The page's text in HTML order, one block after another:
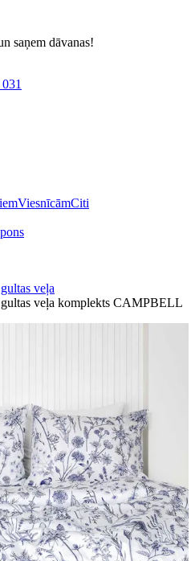
saņem dāvanas!
ViesnīcāmCiti
veļa
veļa komplekts CAMPBELL